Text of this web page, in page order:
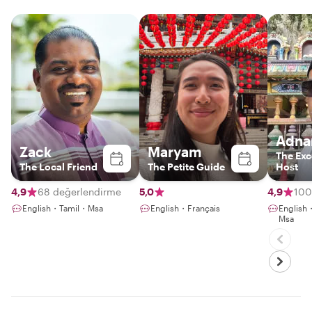
Zack
The Local Friend
4,9 68 değerlendirme
English・Tamil・Msa
Maryam
The Petite Guide
5,0
English・Français
The
Host
4,9
English
Msa